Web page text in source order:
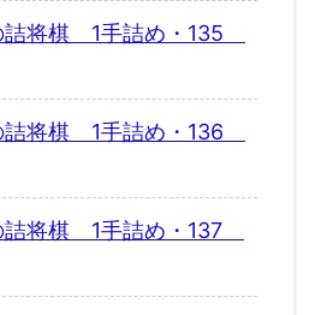
詰将棋 1手詰め・135
詰将棋 1手詰め・136
詰将棋 1手詰め・137